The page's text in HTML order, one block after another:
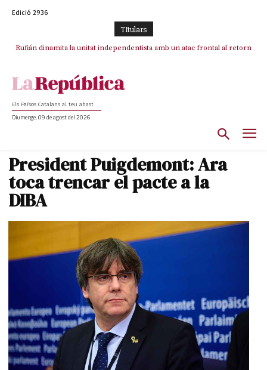
Edició 2936
TItulars
Rufián dinamita la unitat independentista amb un atac frontal al retorn
Puigdemont reivindica la transparència del seu retorn i manté el pols
Els Països Catalans al teu abast
Diumenge, 09 de agost del 2026
President Puigdemont: Ara
toca trencar el pacte a la
DIBA